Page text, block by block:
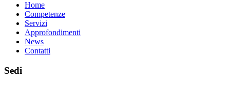
Home
Competenze
Servizi
Approfondimenti
News
Contatti
Sedi